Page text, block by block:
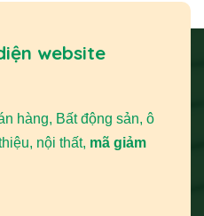
website
hàng, Bất động sản, ô
nội thất, mã giảm